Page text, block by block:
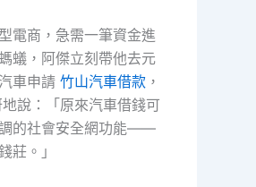
電商，急需一筆資金進
蟻，阿傑立刻帶他去元
車申請 竹山汽車借款 ，
說：「原來汽車借錢可
調的社會安全網功能——
莊。」